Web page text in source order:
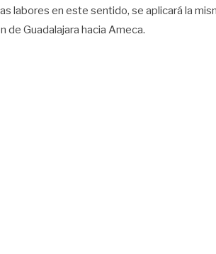
labores en este sentido, se aplicará la
Guadalajara hacia Ameca.